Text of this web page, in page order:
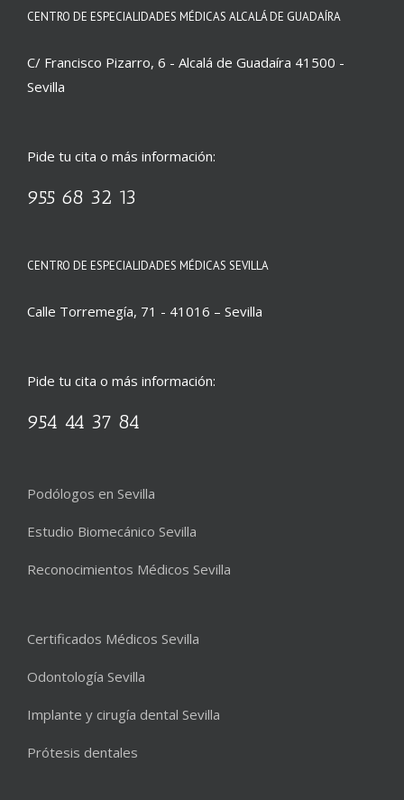
CENTRO DE ESPECIALIDADES MÉDICAS ALCALÁ DE GUADAÍRA
C/ Francisco Pizarro, 6 - Alcalá de Guadaíra 41500 -
Sevilla
Pide tu cita o más información:
955 68 32 13
CENTRO DE ESPECIALIDADES MÉDICAS SEVILLA
Calle Torremegía, 71 - 41016 – Sevilla
Pide tu cita o más información:
954 44 37 84
Podólogos en Sevilla
Estudio Biomecánico Sevilla
Reconocimientos Médicos Sevilla
Certificados Médicos Sevilla
Odontología Sevilla
Implante y cirugía dental Sevilla
Prótesis dentales